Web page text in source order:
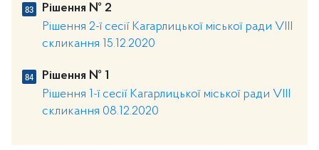
Рішення № 2
Рішення 2-ї сесії Кагарлицької міської ради VIII
скликання 15.12.2020
Рішення № 1
Рішення 1-ї сесії Кагарлицької міської ради VIII
скликання 08.12.2020